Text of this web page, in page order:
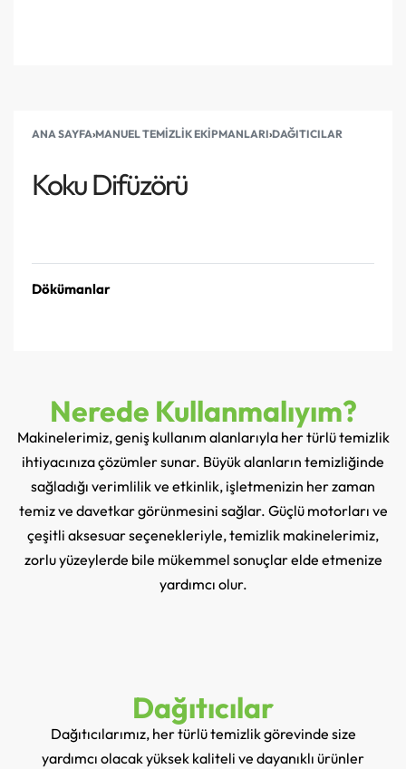
ANA SAYFA›MANUEL TEMIZLIK EKIPMANLARI›DAĞITICILAR
Koku Difüzörü
Dökümanlar
Nerede Kullanmalıyım?
Makinelerimiz, geniş kullanım alanlarıyla her türlü temizlik
ihtiyacınıza çözümler sunar. Büyük alanların temizliğinde
sağladığı verimlilik ve etkinlik, işletmenizin her zaman
temiz ve davetkar görünmesini sağlar. Güçlü motorları ve
çeşitli aksesuar seçenekleriyle, temizlik makinelerimiz,
zorlu yüzeylerde bile mükemmel sonuçlar elde etmenize
yardımcı olur.
Dağıtıcılar
Dağıtıcılarımız, her türlü temizlik görevinde size
yardımcı olacak yüksek kaliteli ve dayanıklı ürünler